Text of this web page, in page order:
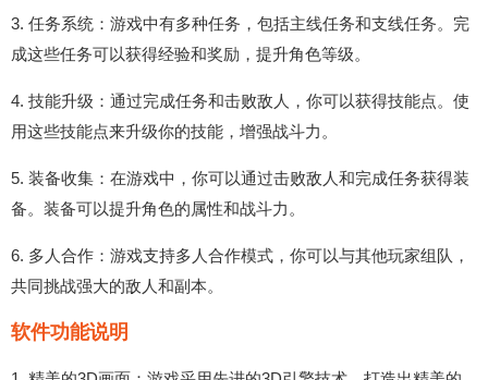
3. 任务系统：游戏中有多种任务，包括主线任务和支线任务。完
成这些任务可以获得经验和奖励，提升角色等级。
4. 技能升级：通过完成任务和击败敌人，你可以获得技能点。使
用这些技能点来升级你的技能，增强战斗力。
5. 装备收集：在游戏中，你可以通过击败敌人和完成任务获得装
备。装备可以提升角色的属性和战斗力。
6. 多人合作：游戏支持多人合作模式，你可以与其他玩家组队，
共同挑战强大的敌人和副本。
软件功能说明